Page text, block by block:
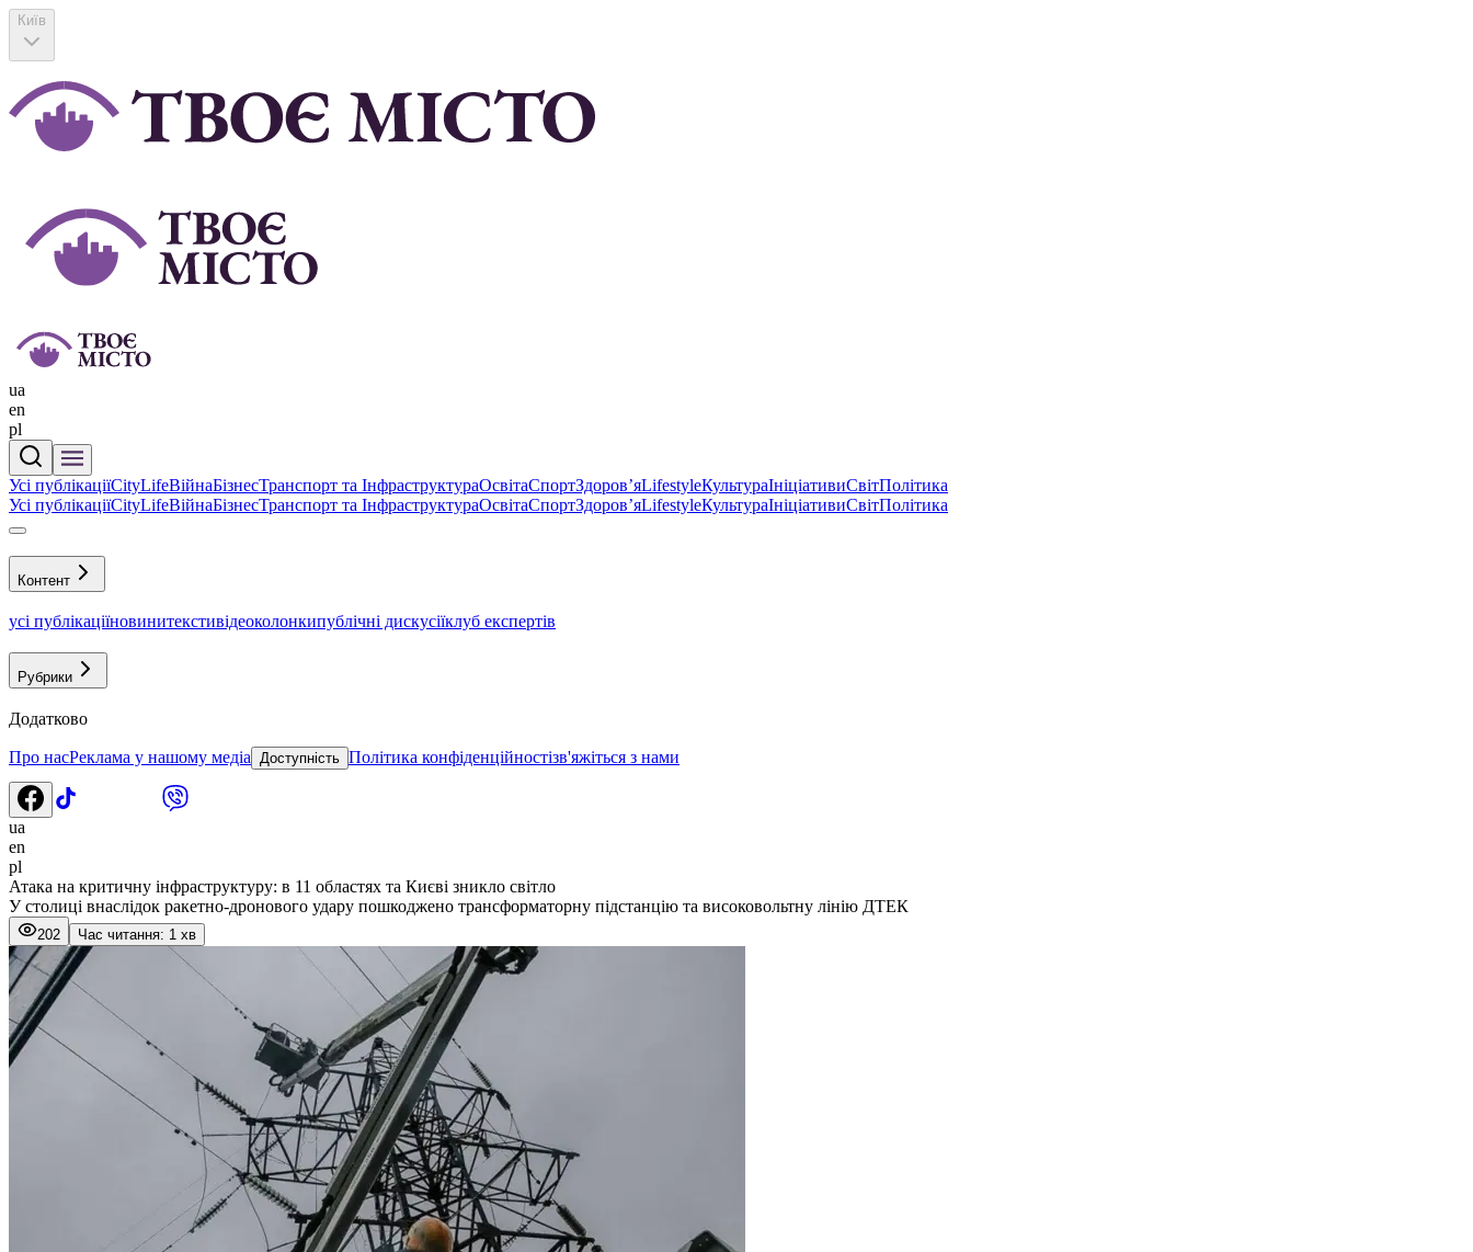
Київ
ua
en
pl
Усі публікаціїCityLifeВійнаБізнесТранспорт та ІнфраструктураОсвітаСпортЗдоровʼяLifestyleКультураІніціативиСвітПолітика
Усі публікаціїCityLifeВійнаБізнесТранспорт та ІнфраструктураОсвітаСпортЗдоровʼяLifestyleКультураІніціативиСвітПолітика
Контент
усі публікаціїновинитекстивідеоколонкипублічні дискусіїклуб експертів
Рубрики
Додатково
Про насРеклама у нашому медіа Доступність Політика конфіденційностізв'яжіться з нами
ua
en
pl
Атака на критичну інфраструктуру: в 11 областях та Києві зникло світло
У столиці внаслідок ракетно-дронового удару пошкоджено трансформаторну підстанцію та високовольтну лінію ДТЕК
202 Час читання: 1 хв